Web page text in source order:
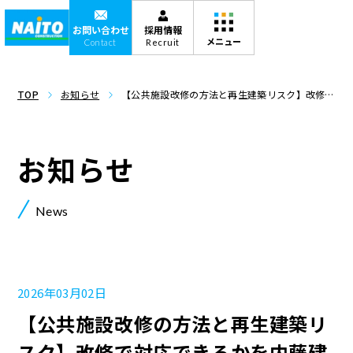
お問い合わせ
Contact
採用情報
Recruit
TOP お知らせ
【公共施設改修の方法と再生建築リスク】改修で
News
お知らせ
2026年03月02日
【公共施設改修の方法と再生建築リ